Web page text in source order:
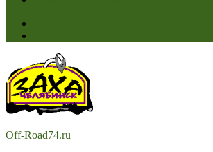
Off-Road74.ru